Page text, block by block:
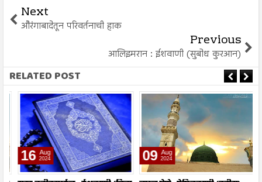
Next
औरंगाबादेतून परिवर्तनाची हाक
Previous
आलिइमरान : ईशवाणी (सुबोध कुरआन)
RELATED POST
16 Aug
2024 09 Aug
2024